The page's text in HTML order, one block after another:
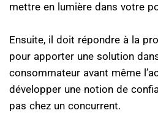
mettre en lumière dans votre
Ensuite, il doit répondre à la
pour apporter une solution
consommateur avant même
développer une notion de
pas chez un concurrent.